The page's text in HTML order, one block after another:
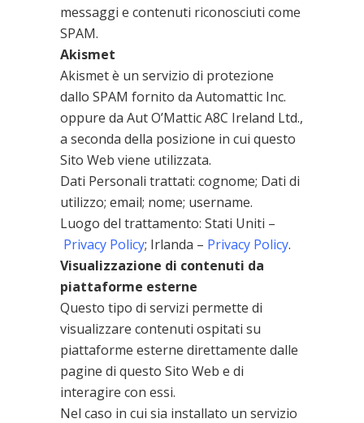
messaggi e contenuti riconosciuti come
SPAM.
Akismet
Akismet è un servizio di protezione
dallo SPAM fornito da Automattic Inc.
oppure da Aut O’Mattic A8C Ireland Ltd.,
a seconda della posizione in cui questo
Sito Web viene utilizzata.
Dati Personali trattati: cognome; Dati di
utilizzo; email; nome; username.
Luogo del trattamento: Stati Uniti –
Privacy Policy; Irlanda – Privacy Policy.
Visualizzazione di contenuti da
piattaforme esterne
Questo tipo di servizi permette di
visualizzare contenuti ospitati su
piattaforme esterne direttamente dalle
pagine di questo Sito Web e di
interagire con essi.
Nel caso in cui sia installato un servizio